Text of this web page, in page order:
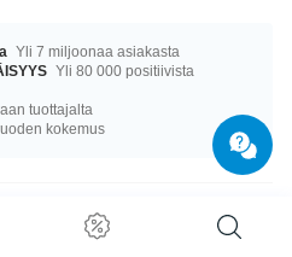
Yli 7 miljoonaa asiakasta
Yli 80 000 positiivista
tuottajalta
kokemus